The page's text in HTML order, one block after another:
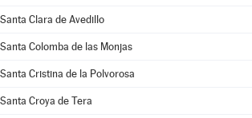
Santa Clara de Avedillo
Santa Colomba de las Monjas
Santa Cristina de la Polvorosa
Santa Croya de Tera